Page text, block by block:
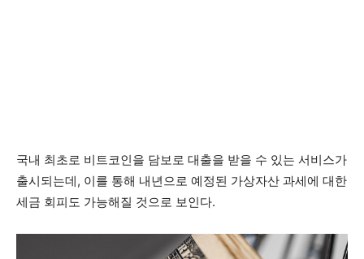
국내 최초로 비트코인을 담보로 대출을 받을 수 있는 서비스가
출시되는데, 이를 통해 내년으로 예정된 가상자산 과세에 대한
세금 회피도 가능해질 것으로 보인다.